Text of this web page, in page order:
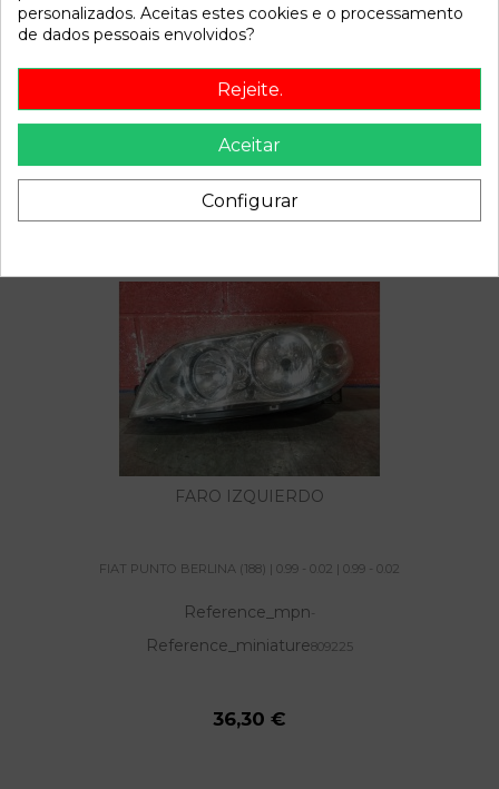
Descrição
PALET 3. Recambio de caja cambios para fiat punto berlina
(188) | 0.99 - 0.02 | 0.99 - 0.02 referencia OEM IAM
FARO IZQUIERDO
FIAT PUNTO BERLINA (188) | 0.99 - 0.02 | 0.99 - 0.02
Reference_mpn-
Reference_miniature809225
36,30 €
personalizados. Aceitas estes cookies e o processamento
de dados pessoais envolvidos?
Rejeite.
Aceitar
Configurar